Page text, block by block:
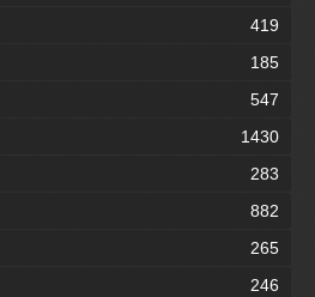
419
185
547
1430
283
882
265
246